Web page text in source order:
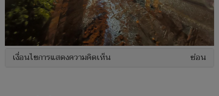
เงื่อนไขการแสดงความคิดเห็น ซ่อน